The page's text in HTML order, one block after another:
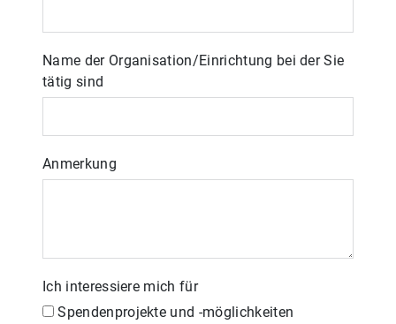
Name der Organisation/Einrichtung bei der Sie
tätig sind
Anmerkung
Ich interessiere mich für
Spendenprojekte und -möglichkeiten